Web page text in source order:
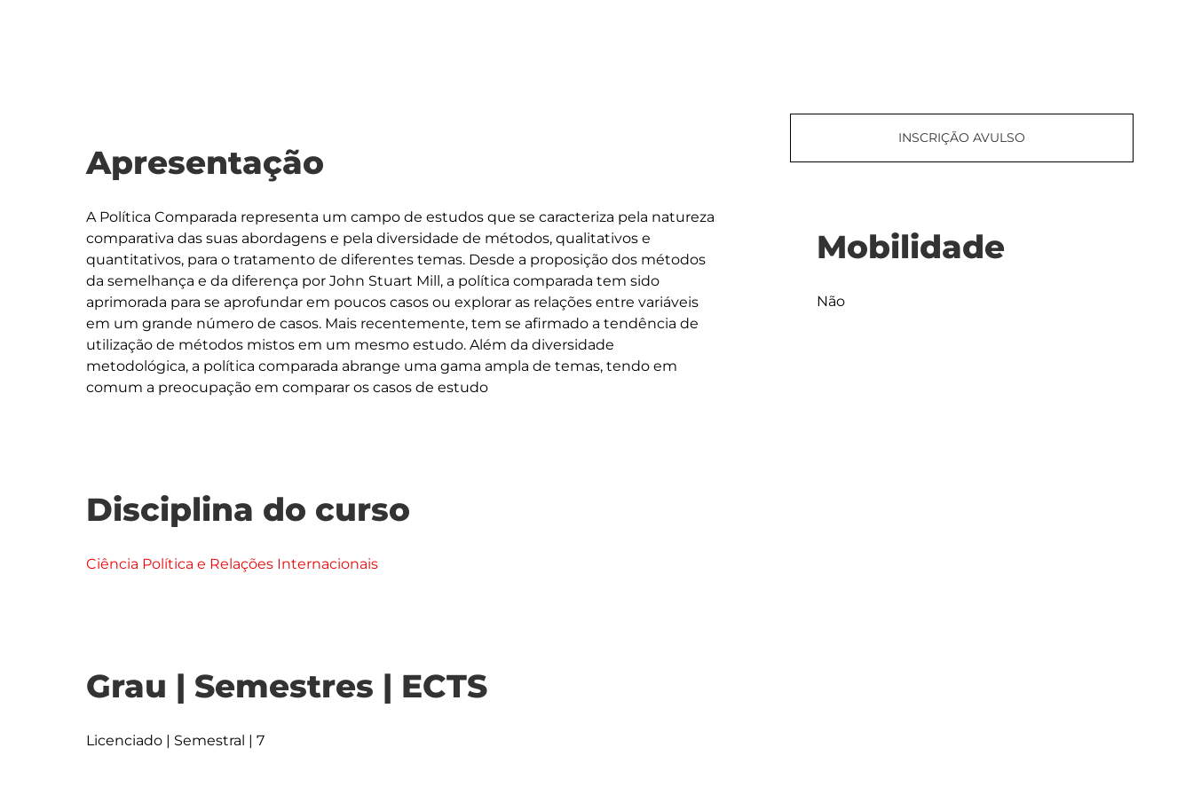
Apresentação
A Política Comparada representa um campo de estudos que se caracteriza pela natureza
comparativa das suas abordagens e pela diversidade de métodos, qualitativos e
quantitativos, para o tratamento de diferentes temas. Desde a proposição dos métodos
da semelhança e da diferença por John Stuart Mill, a política comparada tem sido
aprimorada para se aprofundar em poucos casos ou explorar as relações entre variáveis
em um grande número de casos. Mais recentemente, tem se afirmado a tendência de
utilização de métodos mistos em um mesmo estudo. Além da diversidade
metodológica, a política comparada abrange uma gama ampla de temas, tendo em
Disciplina do curso
Ciência Política e Relações Internacionais
Grau | Semestres | ECTS
Licenciado | Semestral | 7
INSCRIÇÃO AVULSO
Mobilidade
Não